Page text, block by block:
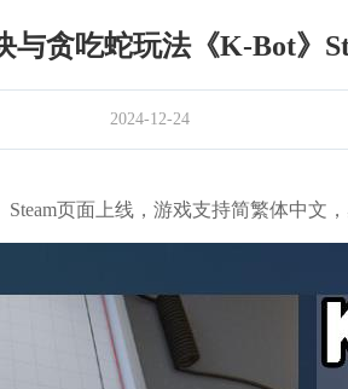
贪吃蛇玩法《K-Bot》
2024-12-24
页面上线，游戏支持简繁体中文